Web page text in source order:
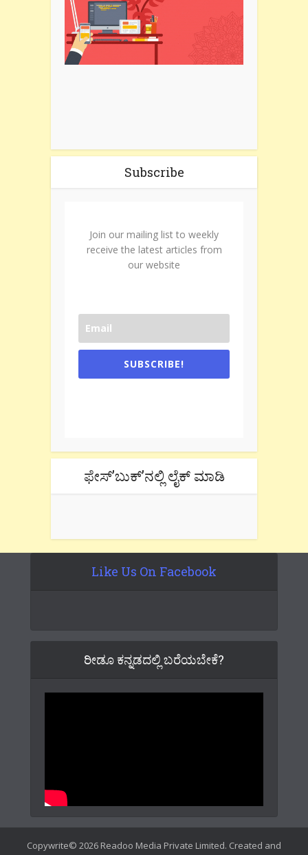
Subscribe
Join our mailing list to weekly
receive the latest articles from
our website
SUBSCRIBE!
ಫೇಸ್’ಬುಕ್’ನಲ್ಲಿ ಲೈಕ್ ಮಾಡಿ
Like Us On Facebook
ರೀಡೂ ಕನ್ನಡದಲ್ಲಿ ಬರೆಯಬೇಕೆ?
Copywrite© 2026 Readoo Media Private Limited. Created and